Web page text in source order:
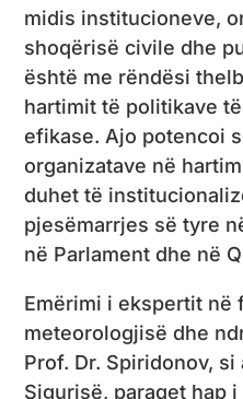
midis institucioneve,
shoqërisë civile dhe
është me rëndësi
hartimit të politikave
efikase. Ajo potencoi
organizatave në
duhet të
pjesëmarrjes së tyre
në Parlament dhe në
Emërimi i ekspertit në
meteorologjisë dhe
Prof. Dr. Spiridonov,
Sigurisë, paraqet hap